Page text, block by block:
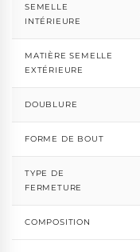
SEMELLE
INTÉRIEURE
MATIÈRE SEMELLE
EXTÉRIEURE
DOUBLURE
FORME DE BOUT
TYPE DE
FERMETURE
COMPOSITION